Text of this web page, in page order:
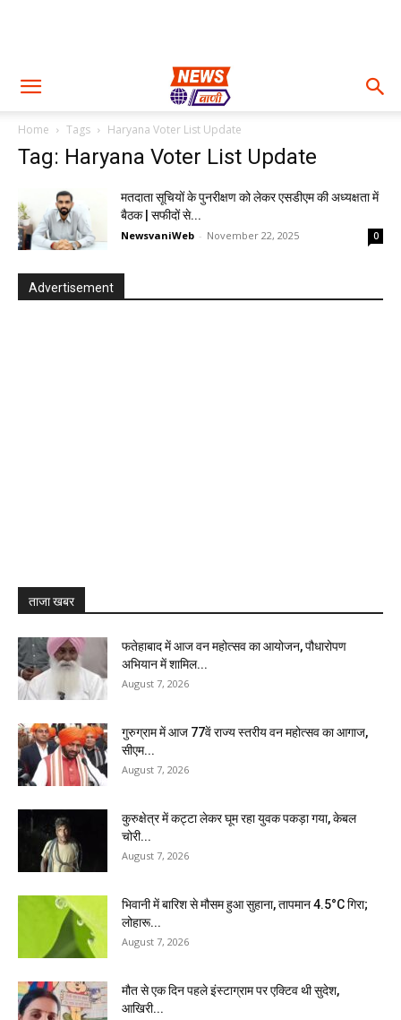
Home Tags Haryana Voter List Update
Tag: Haryana Voter List Update
मतदाता सूचियों के पुनरीक्षण को लेकर एसडीएम की अध्यक्षता में
बैठक | सफीदों से...
NewsvaniWeb - November 22, 2025 0
Advertisement
ताजा खबर
फतेहाबाद में आज वन महोत्सव का आयोजन, पौधारोपण
अभियान में शामिल...
August 7, 2026
गुरुग्राम में आज 77वें राज्य स्तरीय वन महोत्सव का आगाज,
सीएम...
August 7, 2026
कुरुक्षेत्र में कट्टा लेकर घूम रहा युवक पकड़ा गया, केबल
चोरी...
August 7, 2026
भिवानी में बारिश से मौसम हुआ सुहाना, तापमान 4.5°C गिरा;
लोहारू...
August 7, 2026
मौत से एक दिन पहले इंस्टाग्राम पर एक्टिव थी सुदेश,
आखिरी...